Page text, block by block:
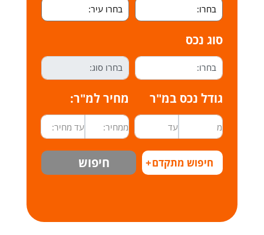
סוג נכס
גודל נכס במ"ר מחיר למ"ר:
חיפוש מתקדם+ חיפוש